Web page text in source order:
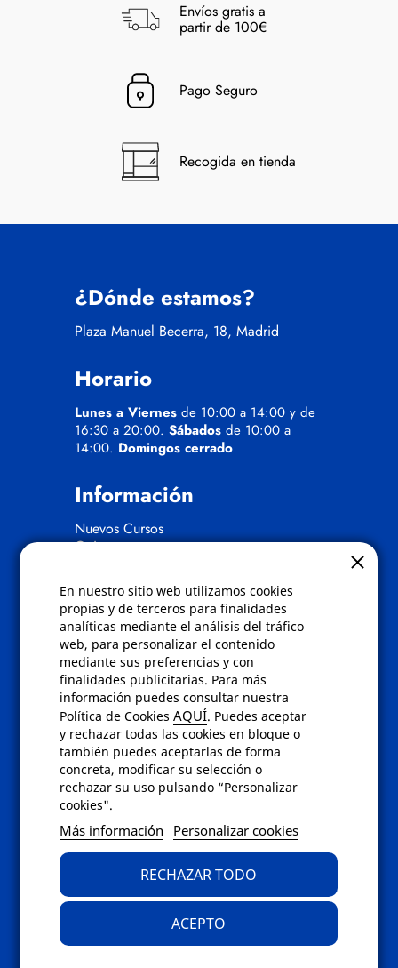
En nuestro sitio web utilizamos cookies
propias y de terceros para finalidades
analíticas mediante el análisis del tráfico
web, para personalizar el contenido
mediante sus preferencias y con
finalidades publicitarias. Para más
información puedes consultar nuestra
Política de CookiesAQUÍ. Puedes aceptar
y rechazar todas las cookies en bloque o
también puedes aceptarlas de forma
concreta, modificar su selección o
rechazar su uso pulsando “Personalizar
cookies".
Más información Personalizar cookies
RECHAZAR TODO
ACEPTO
Envíos gratis a
partir de 100€
Pago Seguro
Recogida en tienda
¿Dónde estamos?
Plaza Manuel Becerra, 18, Madrid
Horario
Lunes a Viernes de 10:00 a 14:00 y de
16:30 a 20:00. Sábados de 10:00 a
14:00. Domingos cerrado
Información
Nuevos Cursos
Quienes somos
Políticas
Condiciones de compra
Aviso de privacidad
Cookies
Bajas comunicados comerciales
Derecho de desistimiento
Preguntas frecuentes
Contacto
Envíanos un email a
bien rellena nuestroformulario de
contacto